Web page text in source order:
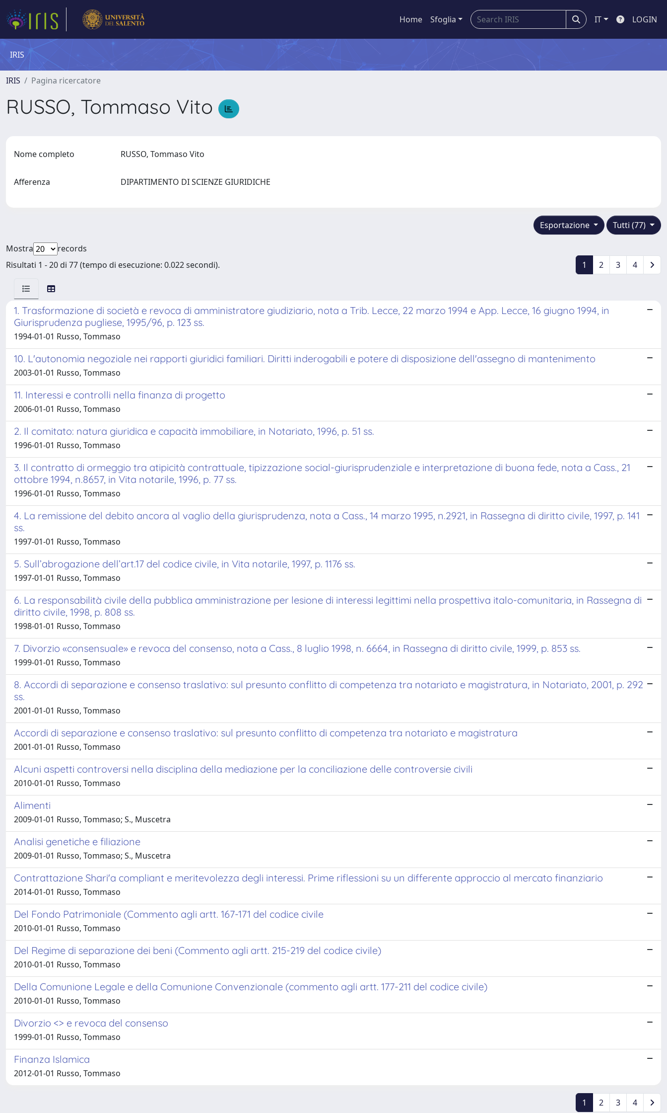
Home Sfoglia IT LOGIN
IRIS
IRIS Pagina ricercatore
RUSSO, Tommaso Vito
Nome completo RUSSO, Tommaso Vito
Afferenza DIPARTIMENTO DI SCIENZE GIURIDICHE
Tutti (77)
Esportazione
Mostra
records
Risultati 1 - 20 di 77 (tempo di esecuzione: 0.022 secondi).
1 2 3 4
1. Trasformazione di società e revoca di amministratore giudiziario, nota a Trib. Lecce, 22 marzo 1994 e App. Lecce, 16 giugno 1994, in
Giurisprudenza pugliese, 1995/96, p. 123 ss.
1994-01-01 Russo, Tommaso
10. L'autonomia negoziale nei rapporti giuridici familiari. Diritti inderogabili e potere di disposizione dell'assegno di mantenimento
2003-01-01 Russo, Tommaso
11. Interessi e controlli nella finanza di progetto
2006-01-01 Russo, Tommaso
2. Il comitato: natura giuridica e capacità immobiliare, in Notariato, 1996, p. 51 ss.
1996-01-01 Russo, Tommaso
3. Il contratto di ormeggio tra atipicità contrattuale, tipizzazione social-giurisprudenziale e interpretazione di buona fede, nota a Cass., 21
ottobre 1994, n.8657, in Vita notarile, 1996, p. 77 ss.
1996-01-01 Russo, Tommaso
4. La remissione del debito ancora al vaglio della giurisprudenza, nota a Cass., 14 marzo 1995, n.2921, in Rassegna di diritto civile, 1997, p. 141
ss.
1997-01-01 Russo, Tommaso
5. Sull’abrogazione dell’art.17 del codice civile, in Vita notarile, 1997, p. 1176 ss.
1997-01-01 Russo, Tommaso
6. La responsabilità civile della pubblica amministrazione per lesione di interessi legittimi nella prospettiva italo-comunitaria, in Rassegna di
diritto civile, 1998, p. 808 ss.
1998-01-01 Russo, Tommaso
7. Divorzio «consensuale» e revoca del consenso, nota a Cass., 8 luglio 1998, n. 6664, in Rassegna di diritto civile, 1999, p. 853 ss.
1999-01-01 Russo, Tommaso
8. Accordi di separazione e consenso traslativo: sul presunto conflitto di competenza tra notariato e magistratura, in Notariato, 2001, p. 292
ss.
2001-01-01 Russo, Tommaso
Accordi di separazione e consenso traslativo: sul presunto conflitto di competenza tra notariato e magistratura
2001-01-01 Russo, Tommaso
Alcuni aspetti controversi nella disciplina della mediazione per la conciliazione delle controversie civili
2010-01-01 Russo, Tommaso
Alimenti
2009-01-01 Russo, Tommaso; S., Muscetra
Analisi genetiche e filiazione
2009-01-01 Russo, Tommaso; S., Muscetra
Contrattazione Shari'a compliant e meritevolezza degli interessi. Prime riflessioni su un differente approccio al mercato finanziario
2014-01-01 Russo, Tommaso
Del Fondo Patrimoniale (Commento agli artt. 167-171 del codice civile
2010-01-01 Russo, Tommaso
Del Regime di separazione dei beni (Commento agli artt. 215-219 del codice civile)
2010-01-01 Russo, Tommaso
Della Comunione Legale e della Comunione Convenzionale (commento agli artt. 177-211 del codice civile)
2010-01-01 Russo, Tommaso
Divorzio <> e revoca del consenso
1999-01-01 Russo, Tommaso
Finanza Islamica
2012-01-01 Russo, Tommaso
1 2 3 4